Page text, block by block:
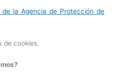
la Agencia de Protección de
de cookies.